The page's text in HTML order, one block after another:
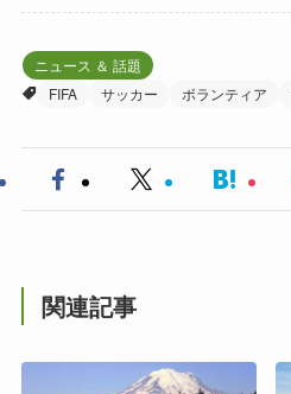
ニュース ＆ 話題
FIFA
サッカー ボランティア
関連記事